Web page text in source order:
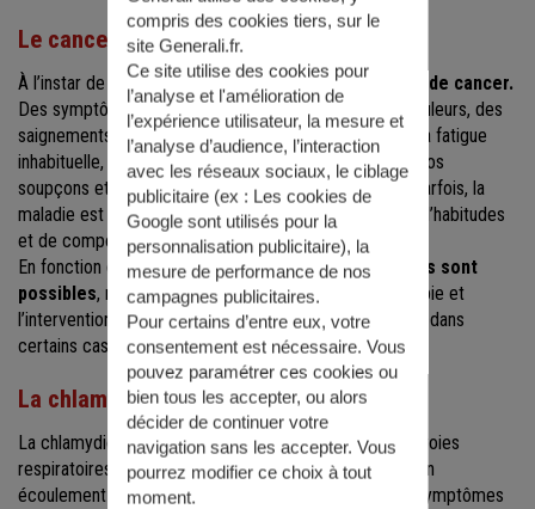
Le cancer du chat
À l’instar de l’humain,le chat peut aussi être atteint de cancer.
Des symptômes tels qu’une grosseur palpable, des douleurs, des
saignements, des blessures qui ne guérissent pas, de la fatigue
inhabituelle, une perte de poids, etc., peuvent éveiller vos
soupçons et vous amener à consulter un vétérinaire. Parfois, la
maladie est plus discrète, observez les changements d’habitudes
et de comportements chez votre chat.
En fonction du type de cancer,différents traitements sont
possibles, notamment la chimiothérapie, la radiothérapie et
l’intervention chirurgicale. Toutefois, cette maladie est, dans
certains cas, mortelle.
La chlamydiose
La chlamydiose est une infection virale qui touche les voies
respiratoires. Elle se manifeste par une conjonctivite, un
écoulement nasal, des éternuements, de la toux. Ces symptômes
compris des cookies tiers, sur le
site Generali.fr.
Ce site utilise des cookies pour
l’analyse et l'amélioration de
l’expérience utilisateur, la mesure et
l’analyse d’audience, l’interaction
avec les réseaux sociaux, le ciblage
publicitaire (ex : Les cookies de
Google sont utilisés pour la
personnalisation publicitaire), la
mesure de performance de nos
campagnes publicitaires.
Pour certains d’entre eux, votre
consentement est nécessaire. Vous
pouvez paramétrer ces cookies ou
bien tous les accepter, ou alors
décider de continuer votre
navigation sans les accepter. Vous
pourrez modifier ce choix à tout
moment.